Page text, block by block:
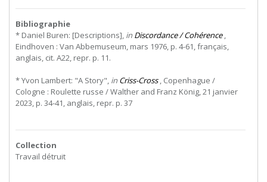
Bibliographie
* Daniel Buren: [Descriptions], in Discordance / Cohérence,
Eindhoven : Van Abbemuseum, mars 1976, p. 4-61, français,
anglais, cit. A22, repr. p. 11.
* Yvon Lambert: "A Story", in Criss-Cross, Copenhague /
Cologne : Roulette russe / Walther and Franz König, 21 janvier
2023, p. 34-41, anglais, repr. p. 37
Collection
Travail détruit